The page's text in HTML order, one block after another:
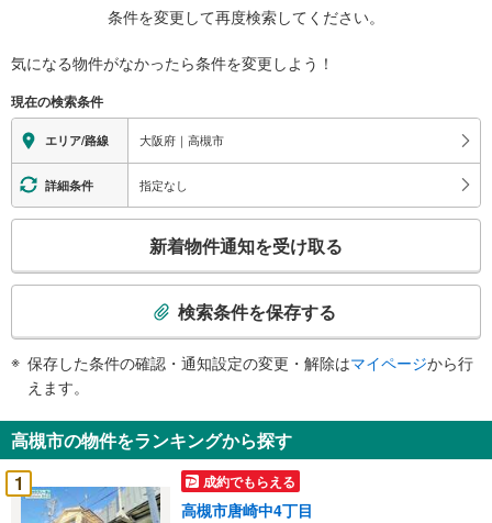
条件を変更して再度検索してください。
気になる物件がなかったら条件を変更しよう！
現在の検索条件
エリア/路線 大阪府｜高槻市
詳細条件 指定なし
検
知
を
受
け
新着物件通知を受け取る
検索条件を保存する
保存した条件の確認・通知設定の変更・解除はマイページから行
えます。
高槻市の物件をランキングから探す
1
成約でもらえる
高槻市唐崎中4丁目